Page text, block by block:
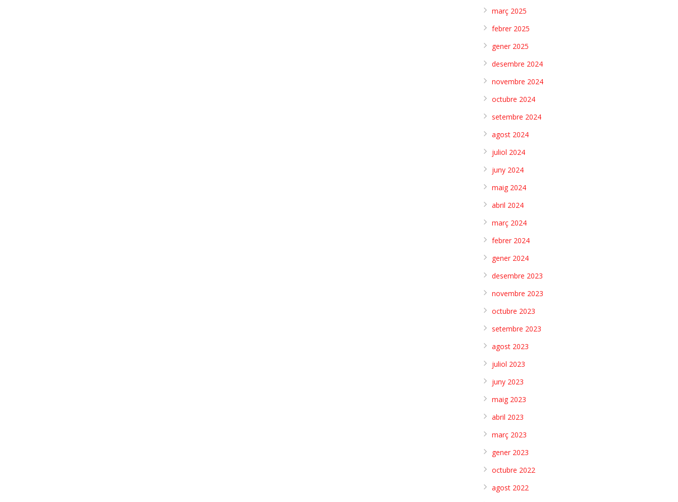
març 2025
febrer 2025
gener 2025
desembre 2024
novembre 2024
octubre 2024
setembre 2024
agost 2024
juliol 2024
juny 2024
maig 2024
abril 2024
març 2024
febrer 2024
gener 2024
desembre 2023
novembre 2023
octubre 2023
setembre 2023
agost 2023
juliol 2023
juny 2023
maig 2023
abril 2023
març 2023
gener 2023
octubre 2022
agost 2022